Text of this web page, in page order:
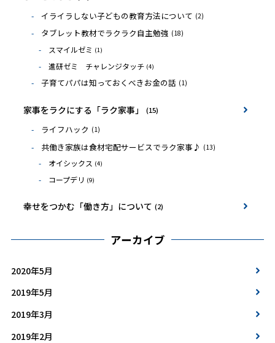
イライラしない子どもの教育方法について (2)
タブレット教材でラクラク自主勉強 (18)
スマイルゼミ (1)
進研ゼミ チャレンジタッチ (4)
子育てパパは知っておくべきお金の話 (1)
家事をラクにする「ラク家事」 (15)
ライフハック (1)
共働き家族は食材宅配サービスでラク家事♪ (13)
オイシックス (4)
コープデリ (9)
幸せをつかむ「働き方」について (2)
アーカイブ
2020年5月
2019年5月
2019年3月
2019年2月